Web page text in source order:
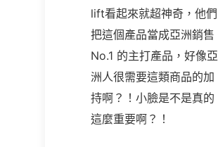
lift看起來就超神奇，他們
把這個產品當成亞洲銷售
No.1 的主打產品，好像亞
洲人很需要這類商品的加
持啊？！小臉是不是真的
這麼重要啊？！